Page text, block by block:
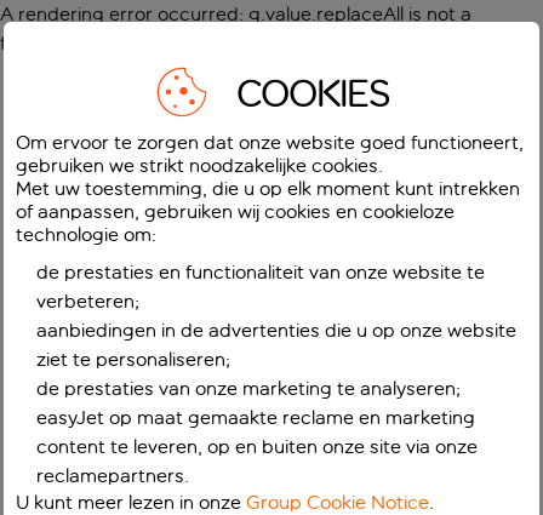
A rendering error occurred: g.value.replaceAll is not a
function
COOKIES
Om ervoor te zorgen dat onze website goed functioneert,
gebruiken we strikt noodzakelijke cookies.
Met uw toestemming, die u op elk moment kunt intrekken
of aanpassen, gebruiken wij cookies en cookieloze
technologie om:
de prestaties en functionaliteit van onze website te
verbeteren;
aanbiedingen in de advertenties die u op onze website
ziet te personaliseren;
de prestaties van onze marketing te analyseren;
easyJet op maat gemaakte reclame en marketing
content te leveren, op en buiten onze site via onze
reclamepartners.
U kunt meer lezen in onzeGroup Cookie Notice.